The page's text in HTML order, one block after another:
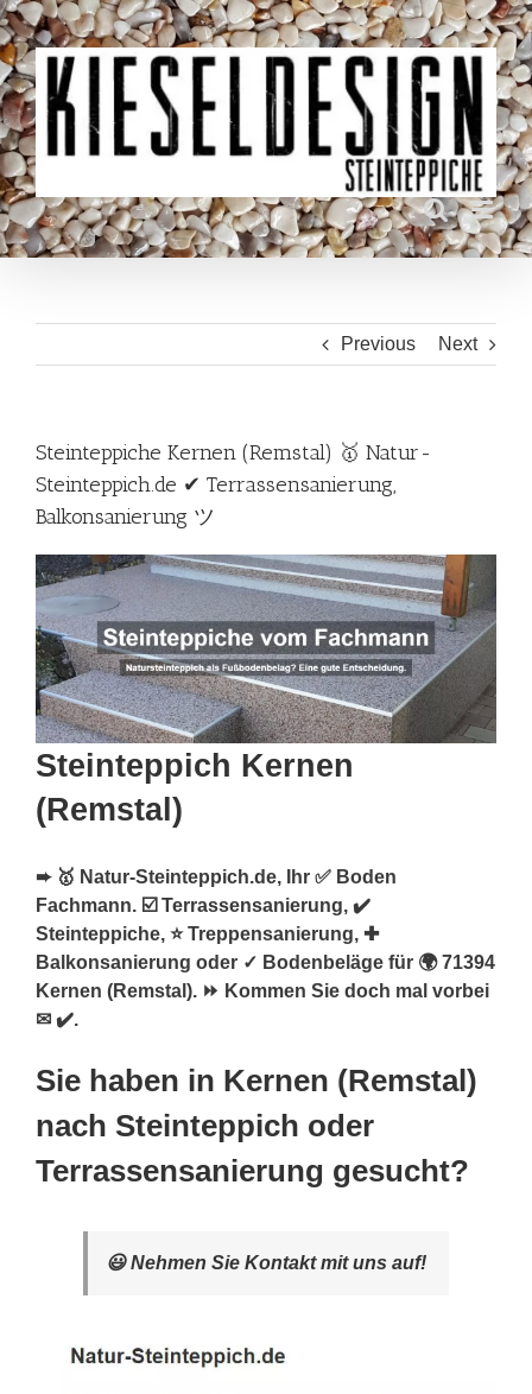
Skip
to
content
Previous Next
Steinteppiche Kernen (Remstal) 🥇 Natur-
Steinteppich.de ✔ Terrassensanierung,
Balkonsanierung ツ
Steinteppich Kernen
(Remstal)
➨ 🥇 Natur-Steinteppich.de, Ihr ✅ Boden
Fachmann. ☑️ Terrassensanierung, ✔️
Steinteppiche, ⭐ Treppensanierung, ✚
Balkonsanierung oder ✓ Bodenbeläge für 🌍 71394
Kernen (Remstal). ⏩ Kommen Sie doch mal vorbei
✉ ✔️.
Sie haben in Kernen (Remstal)
nach Steinteppich oder
Terrassensanierung gesucht?
😃 Nehmen Sie Kontakt mit uns auf!